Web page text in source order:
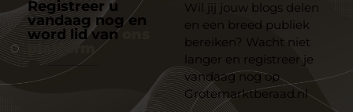
Registreer u
vandaag nog en
word lid van
platform
Wil jij jouw blogs delen
en een breed publiek
bereiken? Wacht niet
langer en registreer je
vandaag nog op
Grotemarktberaad.nl